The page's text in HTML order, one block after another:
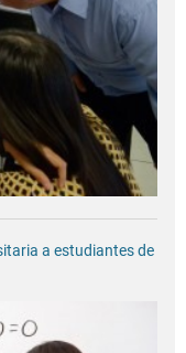
a estudiantes de